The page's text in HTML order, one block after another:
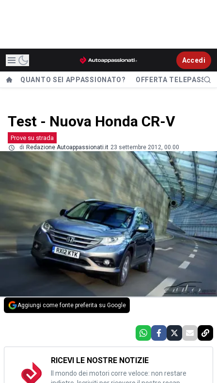
Accedi
QUANTO SEI APPASSIONATO? OFFERTA TELEPASS
Test - Nuova Honda CR-V
Prove su strada
di Redazione Autoappassionati.it 23 settembre 2012, 00.00
Aggiungi come fonte preferita su Google
RICEVI LE NOSTRE NOTIZIE
Il mondo dei motori corre veloce: non restare